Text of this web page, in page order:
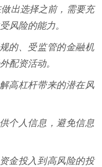
出选择之前，需要充
风险的能力。
的、受监管的金融机
配资活动。
高杠杆带来的潜在风
个人信息，避免信息
金投入到高风险的投